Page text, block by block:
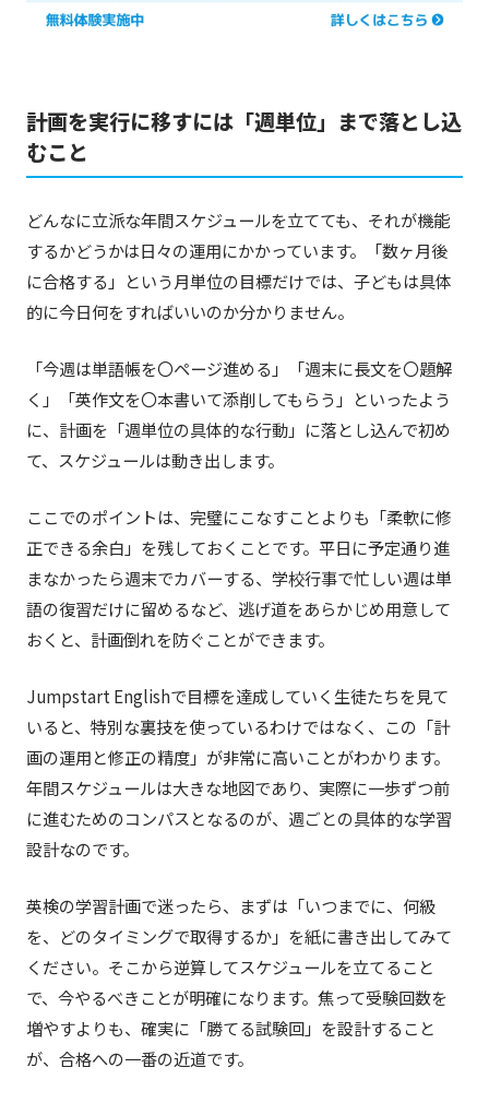
計画を実行に移すには「週単位」まで落とし込
むこと
どんなに立派な年間スケジュールを立てても、それが機能
するかどうかは日々の運用にかかっています。「数ヶ月後
に合格する」という月単位の目標だけでは、子どもは具体
的に今日何をすればいいのか分かりません。
「今週は単語帳を〇ページ進める」「週末に長文を〇題解
く」「英作文を〇本書いて添削してもらう」といったよう
に、計画を「週単位の具体的な行動」に落とし込んで初め
て、スケジュールは動き出します。
ここでのポイントは、完璧にこなすことよりも「柔軟に修
正できる余白」を残しておくことです。平日に予定通り進
まなかったら週末でカバーする、学校行事で忙しい週は単
語の復習だけに留めるなど、逃げ道をあらかじめ用意して
おくと、計画倒れを防ぐことができます。
Jumpstart Englishで目標を達成していく生徒たちを見て
いると、特別な裏技を使っているわけではなく、この「計
画の運用と修正の精度」が非常に高いことがわかります。
年間スケジュールは大きな地図であり、実際に一歩ずつ前
に進むためのコンパスとなるのが、週ごとの具体的な学習
設計なのです。
英検の学習計画で迷ったら、まずは「いつまでに、何級
を、どのタイミングで取得するか」を紙に書き出してみて
ください。そこから逆算してスケジュールを立てること
で、今やるべきことが明確になります。焦って受験回数を
増やすよりも、確実に「勝てる試験回」を設計すること
が、合格への一番の近道です。